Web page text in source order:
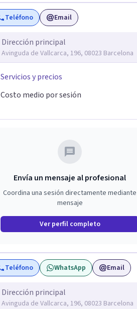
Teléfono Email
Dirección principal
Avinguda de Vallcarca, 196, 08023 Barcelona
Servicios y precios
Costo medio por sesión
Envía un mensaje al profesional
Coordina una sesión directamente mediante
mensaje
Ver perfil completo
Teléfono WhatsApp Email
Dirección principal
Avinguda de Vallcarca, 196, 08023 Barcelona